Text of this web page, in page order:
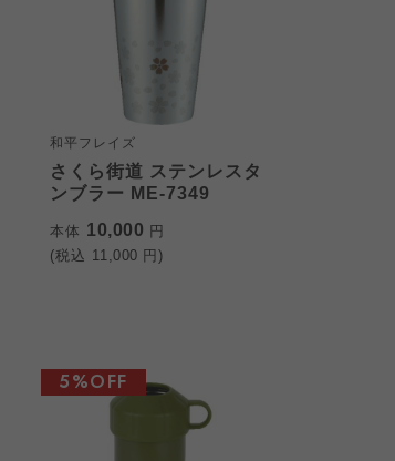
和平フレイズ
さくら街道 ステンレスタ
ンブラー ME-7349
本体 10,000 円
(税込 11,000 円)
5%OFF